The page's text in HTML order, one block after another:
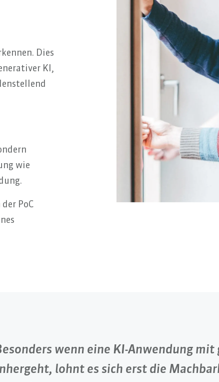
Dies
KI,
wie
PoC
wenn eine KI-Anwendung
lohnt es sich erst die